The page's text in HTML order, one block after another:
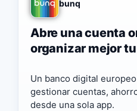
bunq
Abre una cuenta
organizar mejor
Un banco digital
gestionar cuentas,
desde una sola app.